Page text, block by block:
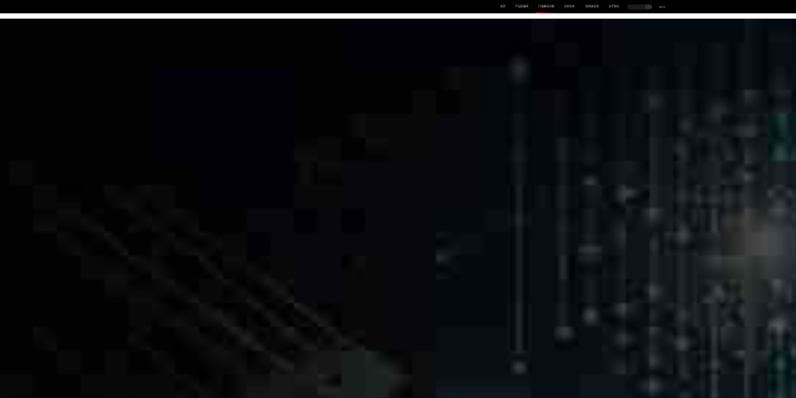
首页 产品及服务 行业解决方案 合作伙伴 投资者关系 关于我们 中EN